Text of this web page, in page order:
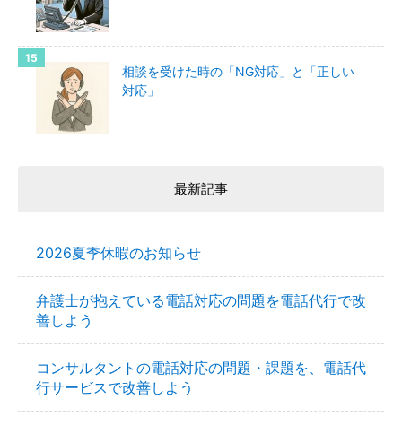
相談を受けた時の「NG対応」と「正しい
対応」
最新記事
2026夏季休暇のお知らせ
弁護士が抱えている電話対応の問題を電話代行で改
善しよう
コンサルタントの電話対応の問題・課題を、電話代
行サービスで改善しよう